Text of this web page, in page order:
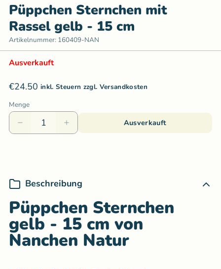
Püppchen Sternchen mit
Rassel gelb - 15 cm
Artikelnummer: 160409-NAN
Ausverkauft
€24.50 inkl. Steuern zzgl. Versandkosten
Menge
Ausverkauft
Beschreibung
Püppchen Sternchen
gelb - 15 cm von
Nanchen Natur